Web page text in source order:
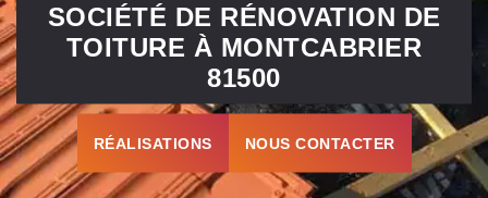
SOCIÉTÉ DE RÉNOVATION DE
TOITURE À MONTCABRIER
81500
RÉALISATIONS NOUS CONTACTER